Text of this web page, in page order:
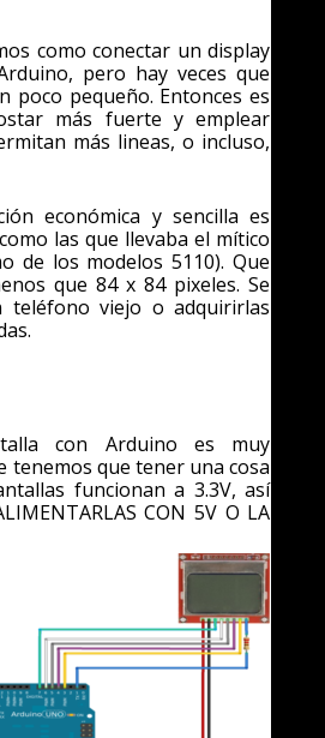
como conectar un display
pero hay veces que
poco pequeño. Entonces es
más fuerte y emplear
más lineas, o incluso,
económica y sencilla es
las que llevaba el mítico
de los modelos 5110). Que
que 84 x 84 pixeles. Se
teléfono viejo o adquirirlas
con Arduino es muy
tenemos que tener una cosa
funcionan a 3.3V, así
CON 5V O LA